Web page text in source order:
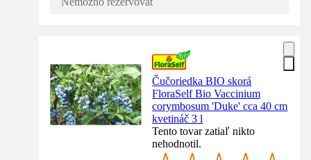
Čučoriedka BIO skorá
FloraSelf Bio Vaccinium
corymbosum 'Duke' cca 40 cm
kvetináč 3 l
Tento tovar zatiaľ nikto
nehodnotil.